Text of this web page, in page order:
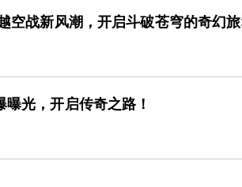
空战新风潮，开启斗破苍穹的奇幻
光，开启传奇之路！